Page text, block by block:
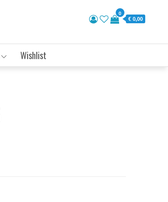
0
€ 0,00
Wishlist